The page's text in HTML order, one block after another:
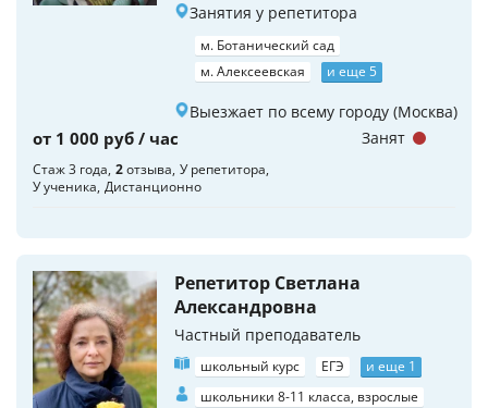
Занятия у репетитора
м. Ботанический сад
м. Алексеевская
и еще 5
Выезжает по всему городу (Москва)
от 1 000 руб / час
Стаж 3 года 2отзыва У репетитора
У ученика Дистанционно
Занят
Репетитор Светлана
Александровна
Частный преподаватель
школьный курс ЕГЭ
и еще 1
школьники 8-11 класса, взрослые